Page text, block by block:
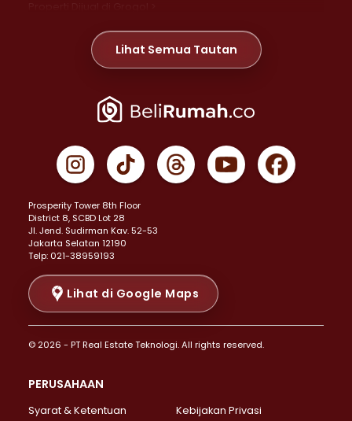
Properti Dijual di Meruya >
Properti Dijual di Jelambar >
Properti Dijual di Jakarta Pusat >
Properti Dijual di Gambir >
Properti Dijual di Johar Baru >
Properti Dijual di Menteng >
Properti Dijual di Senen >
Properti Dijual di Tanah Abang >
Properti Dijual di Cikini >
Properti Dijual di Kramat >
Properti Dijual di Pasar Baru >
Properti Dijual di Bendungan Hilir >
Properti Dijual di Jakarta Selatan >
Properti Dijual di Lebak Bulus >
Properti Dijual di Gandaria Selatan >
Lihat Semua Tautan
Prosperity Tower 8th Floor
District 8, SCBD Lot 28
JI. Jend. Sudirman Kav. 52-53
Jakarta Selatan 12190
Telp: 021-38959193
Lihat di Google Maps
© 2026 - PT Real Estate Teknologi. All rights reserved.
PERUSAHAAN
Syarat & Ketentuan
Kebijakan Privasi